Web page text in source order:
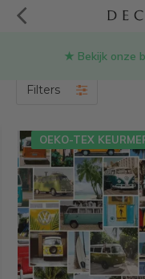
★ Bekijk onze
Zoekresultaten
Filters
OEKO-TEX